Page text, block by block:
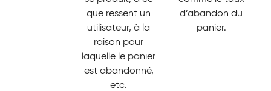
que ressent un
utilisateur, à la
raison pour
laquelle le panier
est abandonné,
etc.
d’abandon du
panier.